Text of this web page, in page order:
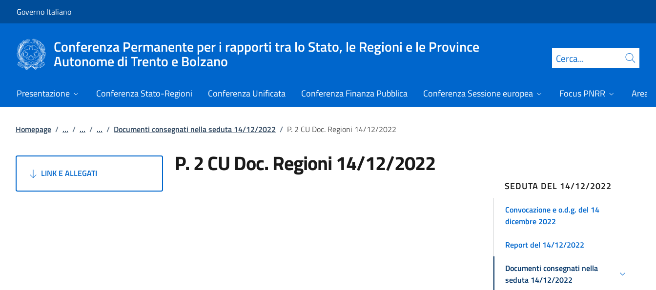
Governo Italiano
Conferenza Permanente per i rapporti tra lo Stato, le Regioni e le Province
Autonome di Trento e Bolzano Cerca
Presentazione Conferenza Stato-Regioni Conferenza Unificata Conferenza Finanza Pubblica Conferenza Sessione europea Focus PNRR Area
Homepage / ... / ... / ... / Documenti consegnati nella seduta 14/12/2022 / P. 2 CU Doc. Regioni 14/12/2022
LINK E ALLEGATI P. 2 CU Doc. Regioni 14/12/2022
SEDUTA DEL 14/12/2022
Convocazione e o.d.g. del 14
dicembre 2022
Report del 14/12/2022
Documenti consegnati nella
seduta 14/12/2022